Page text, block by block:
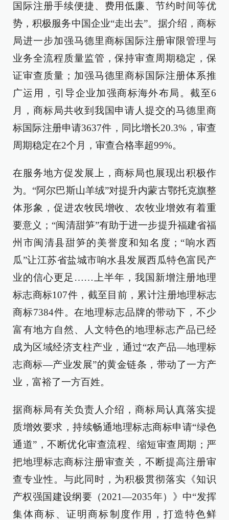
国际注册手续便捷、费用低廉、节约时间等优
势，积极服务中国企业“走出去”。据介绍，商标
局进一步加强马德里商标国际注册审限管理与
业务全流程质量监管，保持审查周期稳定，保
证审查质量；加强马德里商标国际注册体系推
广运用，引导企业加强商标海外布局。截至6
月，商标局共收到我国申请人提交的马德里商
标国际注册申请3637件，同比增长20.3%，审查
周期稳定在2个月，审查合格率超99%。
在服务地方促发展上，商标局也展现出积极作
为。“阿尔巴斯山羊绒”对提升内蒙古鄂托克旗整
体形象，促进农牧民增收、农牧业增效有着重
要意义；“闽清甜笋”有助于进一步提升福建省福
州市闽清县甜笋的美誉度和知名度；“响水西
瓜”让江苏省盐城市响水县发展西瓜特色富民产
业的信心更足……上半年，我国新增注册地理
标志商标107件，截至目前，累计注册地理标志
商标7384件。在地理标志品牌的带动下，不少
富有地方自然、人文特色的地理标志产品已经
成为区域经济支柱产业，通过“农产品—地理标
志商标—产业发展”的黄金链条，带动了一方产
业，富裕了一方百姓。
据商标局有关负责人介绍，商标局认真落实提
质增效要求，持续畅通地理标志商标申请“绿色
通道”，不断优化审查流程、缩短审查周期；严
把地理标志商标注册审查关，不断提高注册审
查专业性。与此同时，为积极贯彻落实《知识
产权强国建设纲要（2021—2035年）》中“发挥
集体商标、证明商标制度作用，打造特色鲜